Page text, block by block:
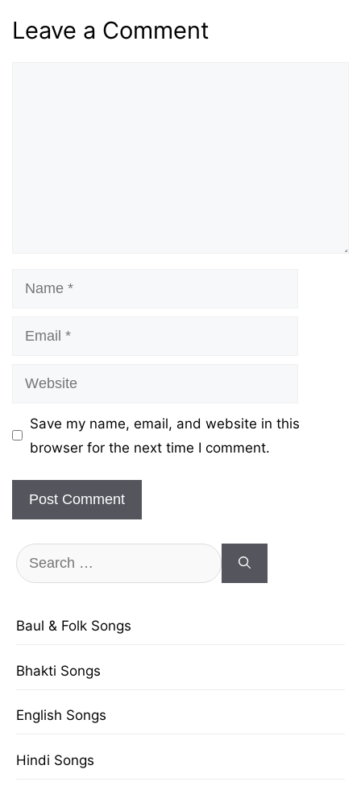
Leave a Comment
Name
Email
Website
Save my name, email, and website in this
browser for the next time I comment.
Search
for:
Baul & Folk Songs
Bhakti Songs
English Songs
Hindi Songs